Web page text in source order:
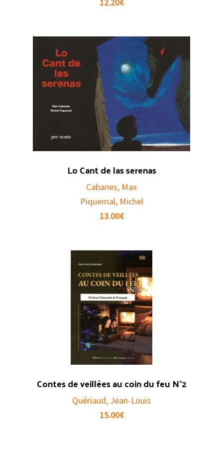
Lo Cant de las serenas
Cabanes, Max
Piquemal, Michel
13.00€
Contes de veillées au coin du feu N°2
Quériaud, Jean-Louis
15.00€